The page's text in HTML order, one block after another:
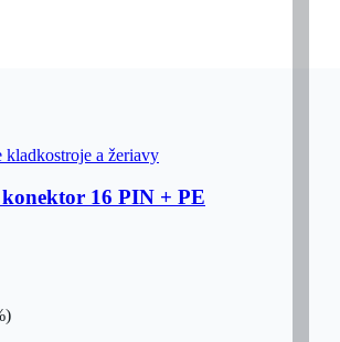
kladkostroje a žeriavy
16 PIN + PE